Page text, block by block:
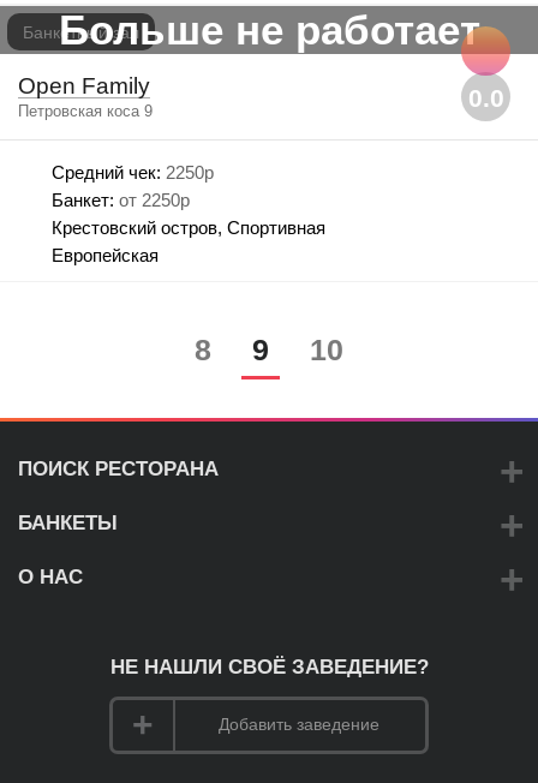
Банкетный зал
Больше не работает
0.0
Open Family
Петровская коса 9
Средний чек: 2250р
Банкет: от 2250р
Крестовский остров, Спортивная
Европейская
8 9 10
ПОИСК РЕСТОРАНА
БАНКЕТЫ
О НАС
НЕ НАШЛИ СВОЁ ЗАВЕДЕНИЕ?
Добавить заведение